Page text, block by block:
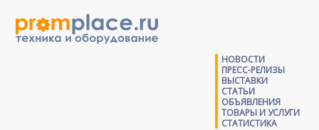
НОВОСТИ
ПРЕСС-РЕЛИЗЫ
ВЫСТАВКИ
СТАТЬИ
ОБЪЯВЛЕНИЯ
ТОВАРЫ И УСЛУГИ
СТАТИСТИКА